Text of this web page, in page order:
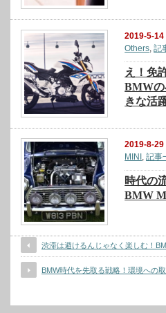
2019-5-14
Others,記
え！免
BMWの
きな活
2019-8-29
MINI ,記事
時代の
BMW
渋滞は避けるんじゃなく楽しむ！
BMW時代を先取る戦略！環境への